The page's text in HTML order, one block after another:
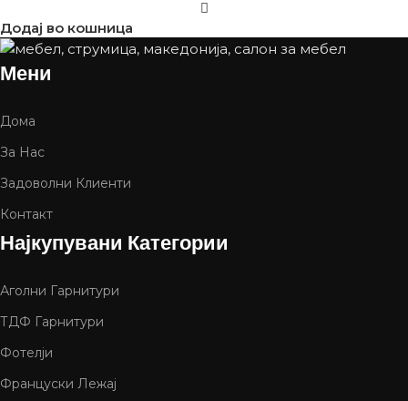
Додај во кошница
Мени
Дома
За Нас
Задоволни Клиенти
Контакт
Најкупувани Категории
Аголни Гарнитури
ТДФ Гарнитури
Фотелји
Француски Лежај